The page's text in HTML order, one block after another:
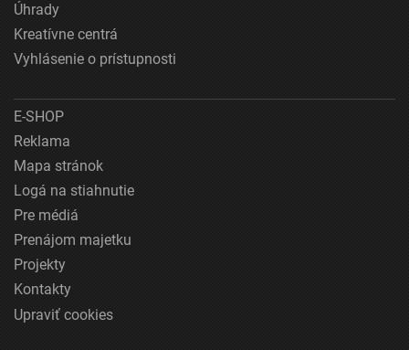
Úhrady
Kreatívne centrá
Vyhlásenie o prístupnosti
E-SHOP
Reklama
Mapa stránok
Logá na stiahnutie
Pre médiá
Prenájom majetku
Projekty
Kontakty
Upraviť cookies